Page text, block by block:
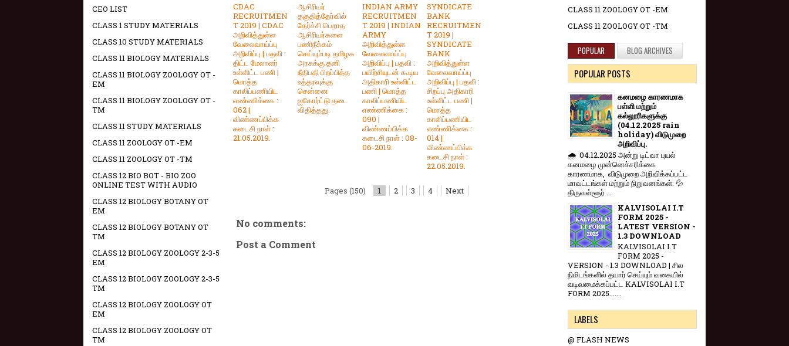
CDAC
RECRUITMEN
T 2019 | CDAC
அறிவித்துள்ள
வேலைவாய்ப்பு
அறிவிப்பு | பதவி :
திட்ட மேலாளர்
உள்ளிட்ட பணி |
மொத்த
காலிப்பணியிட
எண்ணிக்கை :
062 |
விண்ணப்பிக்க
கடைசி நாள் :
21.05.2019.
ஆசிரியர்
தகுதித்தேர்வில்
தேர்ச்சி பெறாத
ஆசிரியர்களை
பணிநீக்கம்
செய்யும்படி தமிழக
அரசுக்கு தனி
நீதிபதி பிறப்பித்த
உத்தரவுக்கு
சென்னை
ஐகோர்ட்டு தடை
விதித்தது.
INDIAN ARMY
RECRUITMEN
T 2019 | INDIAN
ARMY
அறிவித்துள்ள
வேலைவாய்ப்பு
அறிவிப்பு | பதவி :
பயிற்சியுடன் கூடிய
அதிகாரி உள்ளிட்ட
பணி | மொத்த
காலிப்பணியிட
எண்ணிக்கை :
090 |
விண்ணப்பிக்க
கடைசி நாள் : 08-
06-2019.
SYNDICATE
BANK
RECRUITMEN
T 2019 |
SYNDICATE
BANK
அறிவித்துள்ள
வேலைவாய்ப்பு
அறிவிப்பு | பதவி :
சிறப்பு அதிகாரி
உள்ளிட்ட பணி |
மொத்த
காலிப்பணியிட
எண்ணிக்கை :
014 |
விண்ணப்பிக்க
கடைசி நாள் :
22.05.2019.
Pages (150) 1 2 3 4 Next
No comments:
Post a Comment
CEO LIST
CLASS 1 STUDY MATERIALS
CLASS 10 STUDY MATERIALS
CLASS 11 BIOLOGY MATERIALS
CLASS 11 BIOLOGY ZOOLOGY OT -
EM
CLASS 11 BIOLOGY ZOOLOGY OT -
TM
CLASS 11 STUDY MATERIALS
CLASS 11 ZOOLOGY OT -EM
CLASS 11 ZOOLOGY OT -TM
CLASS 12 BIO BOT - BIO ZOO
ONLINE TEST WITH AUDIO
CLASS 12 BIOLOGY BOTANY OT
EM
CLASS 12 BIOLOGY BOTANY OT
TM
CLASS 12 BIOLOGY ZOOLOGY 2-3-5
EM
CLASS 12 BIOLOGY ZOOLOGY 2-3-5
TM
CLASS 12 BIOLOGY ZOOLOGY OT
EM
CLASS 12 BIOLOGY ZOOLOGY OT
TM
CLASS 11 ZOOLOGY OT -EM
CLASS 11 ZOOLOGY OT -TM
POPULAR BLOG ARCHIVES
POPULAR POSTS
கனமழை காரணமாக
பள்ளி மற்றும்
கல்லூரிகளுக்கு
(04.12.2025 rain
holiday) விடுமுறை
அறிவிப்பு.
🌧️ 04.12.2025 அன்று டிட்வா புயல்
கனமழை முன்னெச்சரிக்கை
காரணமாக, விடுமுறை அறிவிக்கப்பட்ட
மாவட்டங்கள் மற்றும் நிறுவனங்கள்: 💦
திருவள்ளூர் ...
KALVISOLAI I.T
FORM 2025 -
LATEST VERSION -
1.3 DOWNLOAD
KALVISOLAI I.T
FORM 2025 -
VERSION - 1.3 DOWNLOAD | சில
நிமிடங்களில் தயார் செய்யும் வகையில்
வடிவமைக்கப்பட்ட KALVISOLAI I.T
FORM 2025.......
LABELS
@ FLASH NEWS